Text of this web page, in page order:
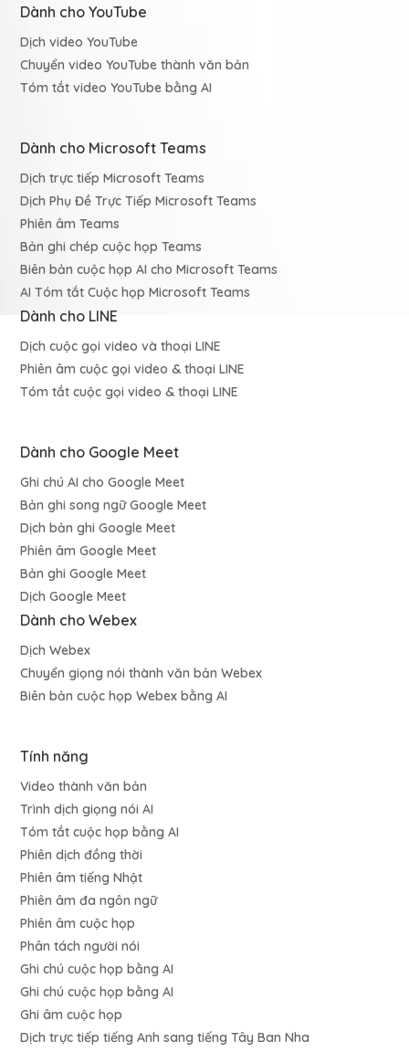
Dành cho YouTube
Dịch video YouTube
Chuyển video YouTube thành văn bản
Tóm tắt video YouTube bằng AI
Dành cho Microsoft Teams
Dịch trực tiếp Microsoft Teams
Dịch Phụ Đề Trực Tiếp Microsoft Teams
Phiên âm Teams
Bản ghi chép cuộc họp Teams
Biên bản cuộc họp AI cho Microsoft Teams
AI Tóm tắt Cuộc họp Microsoft Teams
Dành cho LINE
Dịch cuộc gọi video và thoại LINE
Phiên âm cuộc gọi video & thoại LINE
Tóm tắt cuộc gọi video & thoại LINE
Dành cho Google Meet
Ghi chú AI cho Google Meet
Bản ghi song ngữ Google Meet
Dịch bản ghi Google Meet
Phiên âm Google Meet
Bản ghi Google Meet
Dịch Google Meet
Dành cho Webex
Dịch Webex
Chuyển giọng nói thành văn bản Webex
Biên bản cuộc họp Webex bằng AI
Tính năng
Video thành văn bản
Trình dịch giọng nói AI
Tóm tắt cuộc họp bằng AI
Phiên dịch đồng thời
Phiên âm tiếng Nhật
Phiên âm đa ngôn ngữ
Phiên âm cuộc họp
Phân tách người nói
Ghi chú cuộc họp bằng AI
Ghi chú cuộc họp bằng AI
Ghi âm cuộc họp
Dịch trực tiếp tiếng Anh sang tiếng Tây Ban Nha